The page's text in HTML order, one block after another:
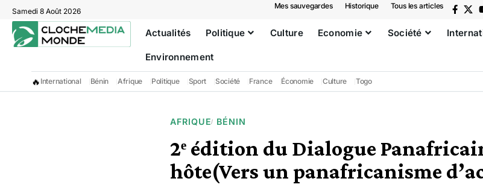
Samedi 8 Août 2026
Mes sauvegardes Historique Tous les articles
Actualités Politique Culture Economie Société
Environnement
🔥 International Bénin Afrique Politique Sport Société France Économie Culture Togo
AFRIQUE BÉNIN
2ᵉ édition du Dialogue
hôte(Vers un panafricanisme